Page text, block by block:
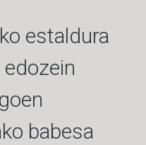
estaldura
babesa